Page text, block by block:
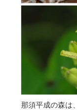
那須平成の森は